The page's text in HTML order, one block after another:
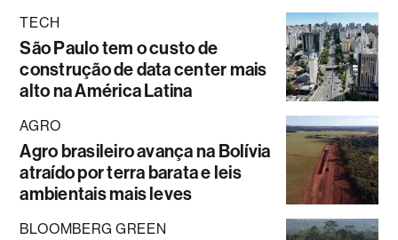
TECH
São Paulo tem o custo de
construção de data center mais
alto na América Latina
AGRO
Agro brasileiro avança na Bolívia
atraído por terra barata e leis
ambientais mais leves
BLOOMBERG GREEN